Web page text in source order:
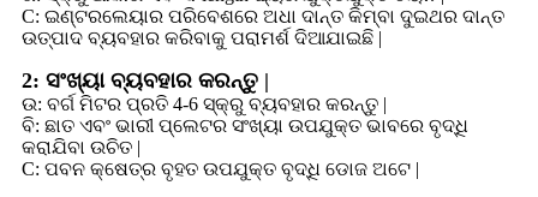
C: ଇଣ୍ଟରଲେୟାର ପରିବେଶରେ ଅଧା ଦାନ୍ତ କିମ୍ବା ଦୁଇଥର ଦାନ୍ତ
ଉତ୍ପାଦ ବ୍ୟବହାର କରିବାକୁ ପରାମର୍ଶ ଦିଆଯାଇଛି |
2: ସଂଖ୍ୟା ବ୍ୟବହାର କରନ୍ତୁ |
ଉ: ବର୍ଗ ମିଟର ପ୍ରତି 4-6 ସ୍କ୍ରୁ ବ୍ୟବହାର କରନ୍ତୁ |
ବି: ଛାତ ଏବଂ ଭାରୀ ପ୍ଲେଟର ସଂଖ୍ୟା ଉପଯୁକ୍ତ ଭାବରେ ବୃଦ୍ଧି
କରାଯିବା ଉଚିତ |
C: ପବନ କ୍ଷେତ୍ର ବୃହତ ଉପଯୁକ୍ତ ବୃଦ୍ଧି ଡୋଜ ଅଟେ |